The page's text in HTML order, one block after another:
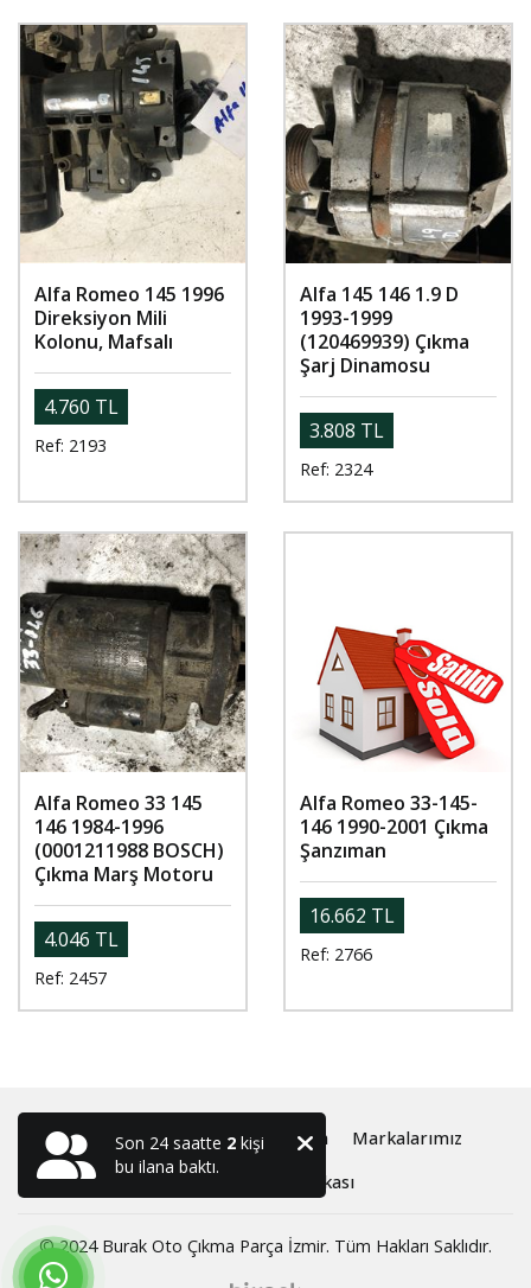
Alfa Romeo 145 1996
Direksiyon Mili
Kolonu, Mafsalı
4.760 TL
Ref: 2193
Alfa 145 146 1.9 D
1993-1999
(120469939) Çıkma
Şarj Dinamosu
3.808 TL
Ref: 2324
Alfa Romeo 33 145
146 1984-1996
(0001211988 BOSCH)
Çıkma Marş Motoru
4.046 TL
Ref: 2457
Alfa Romeo 33-145-
146 1990-2001 Çıkma
Şanzıman
16.662 TL
Ref: 2766
Anasayfa Oto Çıkma ve Yedek Parça
Markalarımız
Hakkımızda
Gizlilik Politikası
© 2024 Burak Oto Çıkma Parça İzmir. Tüm Hakları Saklıdır.
Son 24 saatte 2 kişi
bu ilana baktı.